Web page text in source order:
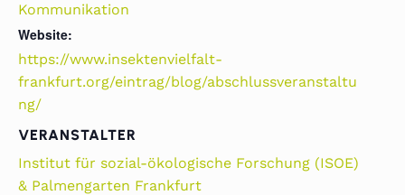
Kommunikation
Website:
https://www.insektenvielfalt-
frankfurt.org/eintrag/blog/abschlussveranstaltu
ng/
VERANSTALTER
Institut für sozial-ökologische Forschung (ISOE)
& Palmengarten Frankfurt